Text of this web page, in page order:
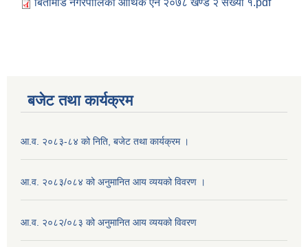
बिर्तामोड नगरपालिका आर्थिक ऐन २०७८ खण्ड २ संख्या १.pdf
बजेट तथा कार्यक्रम
आ.व. २०८३-८४ को निति, बजेट तथा कार्यक्रम ।
आ.व. २०८३/०८४ को अनुमानित आय व्ययको विवरण ।
आ.व. २०८२/०८३ को अनुमानित आय व्ययको विवरण